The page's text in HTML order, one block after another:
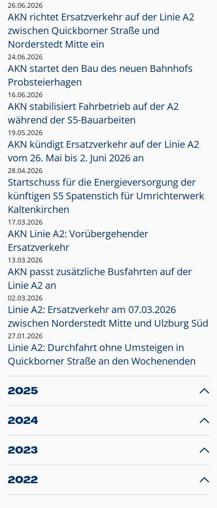
26.06.2026
AKN richtet Ersatzverkehr auf der Linie A2
zwischen Quickborner Straße und
Norderstedt Mitte ein
24.06.2026
AKN startet den Bau des neuen Bahnhofs
Probsteierhagen
16.06.2026
AKN stabilisiert Fahrbetrieb auf der A2
während der S5-Bauarbeiten
19.05.2026
AKN kündigt Ersatzverkehr auf der Linie A2
vom 26. Mai bis 2. Juni 2026 an
28.04.2026
Startschuss für die Energieversorgung der
künftigen S5 Spatenstich für Umrichterwerk
Kaltenkirchen
17.03.2026
AKN Linie A2: Vorübergehender
Ersatzverkehr
13.03.2026
AKN passt zusätzliche Busfahrten auf der
Linie A2 an
02.03.2026
Linie A2: Ersatzverkehr am 07.03.2026
zwischen Norderstedt Mitte und Ulzburg Süd
27.01.2026
Linie A2: Durchfahrt ohne Umsteigen in
Quickborner Straße an den Wochenenden
2025
23.12.2025
Projekt S5: Start der Bauarbeiten am
2024
10.12.2024
Großprojekt S5: Sperrung der Bahnstraße in
2023
20.12.2023
Schleswig-Holstein verlängert den
2022
22.12.2022